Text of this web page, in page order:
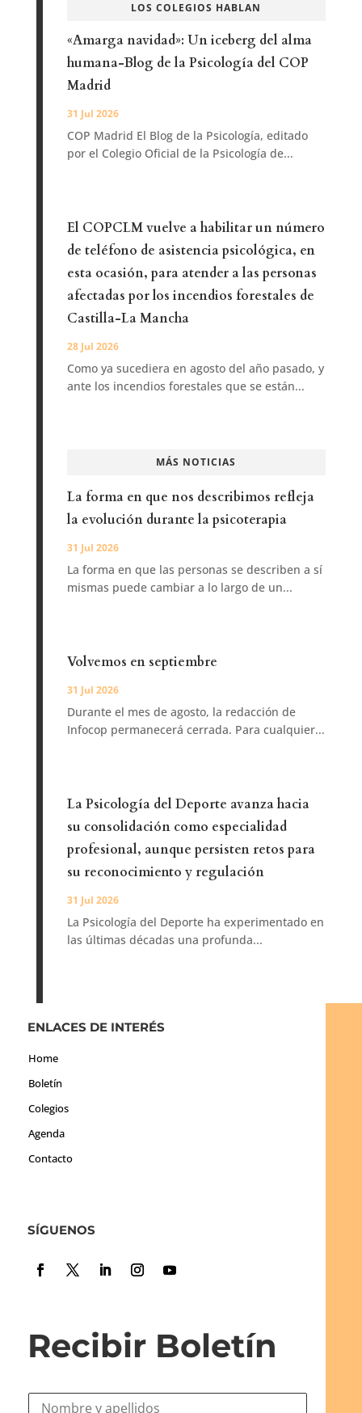
LOS COLEGIOS HABLAN
«Amarga navidad»: Un iceberg del alma
humana-Blog de la Psicología del COP
Madrid
31 Jul 2026
COP Madrid El Blog de la Psicología, editado
por el Colegio Oficial de la Psicología de...
El COPCLM vuelve a habilitar un número
de teléfono de asistencia psicológica, en
esta ocasión, para atender a las personas
afectadas por los incendios forestales de
Castilla-La Mancha
28 Jul 2026
Como ya sucediera en agosto del año pasado, y
ante los incendios forestales que se están...
MÁS NOTICIAS
La forma en que nos describimos refleja
la evolución durante la psicoterapia
31 Jul 2026
La forma en que las personas se describen a sí
mismas puede cambiar a lo largo de un...
Volvemos en septiembre
31 Jul 2026
Durante el mes de agosto, la redacción de
Infocop permanecerá cerrada. Para cualquier...
La Psicología del Deporte avanza hacia
su consolidación como especialidad
profesional, aunque persisten retos para
su reconocimiento y regulación
31 Jul 2026
La Psicología del Deporte ha experimentado en
las últimas décadas una profunda...
ENLACES DE INTERÉS
Home
Boletín
Colegios
Agenda
Contacto
SÍGUENOS
Recibir Boletín
N